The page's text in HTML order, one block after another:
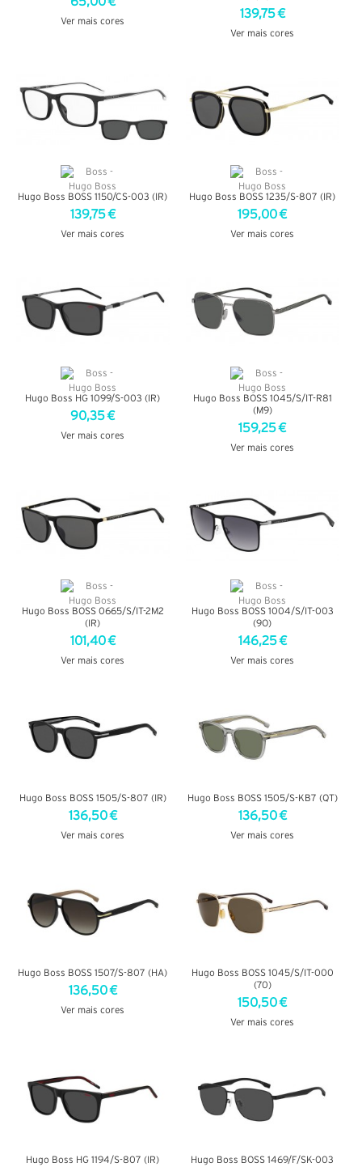
Ver mais cores
139,75 €
Ver mais cores
Hugo Boss BOSS 1150/CS-003 (IR)
139,75 €
Ver mais cores
Hugo Boss BOSS 1235/S-807 (IR)
195,00 €
Ver mais cores
Hugo Boss HG 1099/S-003 (IR)
90,35 €
Ver mais cores
Hugo Boss BOSS 1045/S/IT-R81
(M9)
159,25 €
Ver mais cores
Hugo Boss BOSS 0665/S/IT-2M2
(IR)
101,40 €
Ver mais cores
Hugo Boss BOSS 1004/S/IT-003
(9O)
146,25 €
Ver mais cores
Hugo Boss BOSS 1505/S-807 (IR)
136,50 €
Ver mais cores
Hugo Boss BOSS 1505/S-KB7 (QT)
136,50 €
Ver mais cores
Hugo Boss BOSS 1507/S-807 (HA)
136,50 €
Ver mais cores
Hugo Boss BOSS 1045/S/IT-000
(70)
150,50 €
Ver mais cores
Hugo Boss HG 1194/S-807 (IR)
Hugo Boss BOSS 1469/F/SK-003